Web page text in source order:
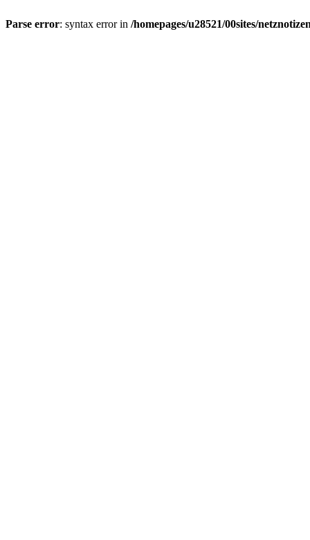
Parse error: syntax error in /homepages/u28521/00sites/